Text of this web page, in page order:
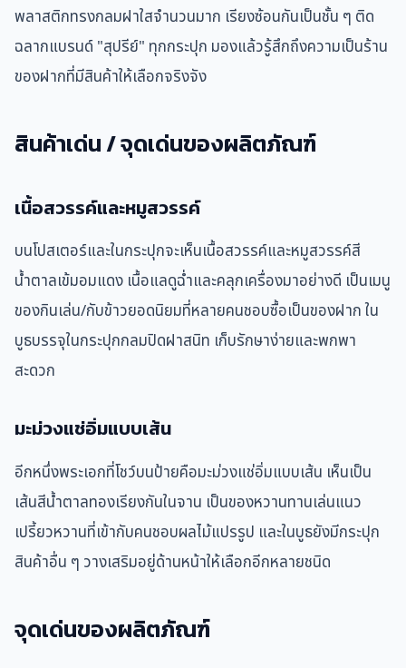
พลาสติกทรงกลมฝาใสจำนวนมาก เรียงซ้อนกันเป็นชั้น ๆ ติด
ฉลากแบรนด์ "สุปรีย์" ทุกกระปุก มองแล้วรู้สึกถึงความเป็นร้าน
ของฝากที่มีสินค้าให้เลือกจริงจัง
สินค้าเด่น / จุดเด่นของผลิตภัณฑ์
เนื้อสวรรค์และหมูสวรรค์
บนโปสเตอร์และในกระปุกจะเห็นเนื้อสวรรค์และหมูสวรรค์สี
น้ำตาลเข้มอมแดง เนื้อแลดูฉ่ำและคลุกเครื่องมาอย่างดี เป็นเมนู
ของกินเล่น/กับข้าวยอดนิยมที่หลายคนชอบซื้อเป็นของฝาก ใน
บูธบรรจุในกระปุกกลมปิดฝาสนิท เก็บรักษาง่ายและพกพา
สะดวก
มะม่วงแช่อิ่มแบบเส้น
อีกหนึ่งพระเอกที่โชว์บนป้ายคือมะม่วงแช่อิ่มแบบเส้น เห็นเป็น
เส้นสีน้ำตาลทองเรียงกันในจาน เป็นของหวานทานเล่นแนว
เปรี้ยวหวานที่เข้ากับคนชอบผลไม้แปรรูป และในบูธยังมีกระปุก
สินค้าอื่น ๆ วางเสริมอยู่ด้านหน้าให้เลือกอีกหลายชนิด
จุดเด่นของผลิตภัณฑ์